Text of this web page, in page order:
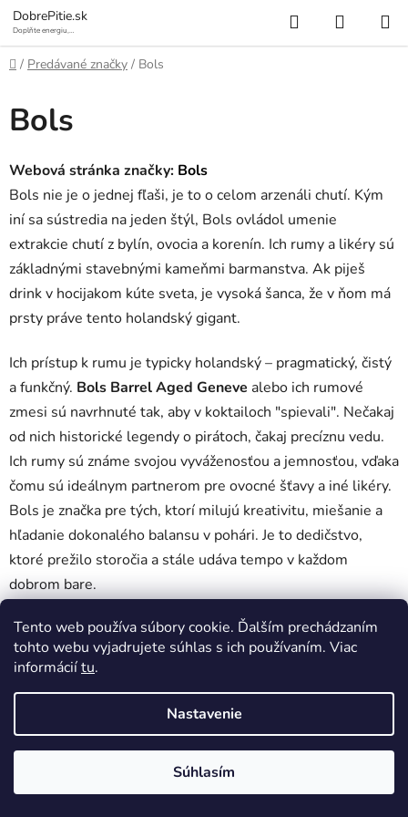
Tento web používa súbory cookie. Ďalším prechádzaním
tohto webu vyjadrujete súhlas s ich používaním. Viac
informáciítu.
Nastavenie
Súhlasím
Prejsť
na
obsah
DobrePitie.sk
Doplňte energiu,
Hľadať
KOŠÍK
Domov
/ Predávané značky / Bols
Bols
Webová stránka značky: Bols
Bols nie je o jednej fľaši, je to o celom arzenáli chutí. Kým
iní sa sústredia na jeden štýl, Bols ovládol umenie
extrakcie chutí z bylín, ovocia a korenín. Ich rumy a likéry sú
základnými stavebnými kameňmi barmanstva. Ak piješ
drink v hocijakom kúte sveta, je vysoká šanca, že v ňom má
prsty práve tento holandský gigant.
Ich prístup k rumu je typicky holandský – pragmatický, čistý
a funkčný. Bols Barrel Aged Geneve alebo ich rumové
zmesi sú navrhnuté tak, aby v koktailoch "spievali". Nečakaj
od nich historické legendy o pirátoch, čakaj precíznu vedu.
Ich rumy sú známe svojou vyváženosťou a jemnosťou, vďaka
čomu sú ideálnym partnerom pre ovocné šťavy a iné likéry.
Bols je značka pre tých, ktorí milujú kreativitu, miešanie a
hľadanie dokonalého balansu v pohári. Je to dedičstvo,
ktoré prežilo storočia a stále udáva tempo v každom
dobrom bare.
Žiadne produkty značky Bolssa nenašli...
Vytvoril Shoptet
DobrePitie.sk. Všetky práva vyhradené.
Upraviť nastavenie cookies